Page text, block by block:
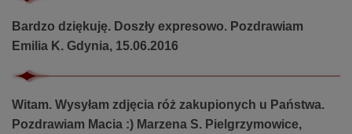
Bardzo dziękuję. Doszły expresowo. Pozdrawiam
Emilia K. Gdynia, 15.06.2016
Witam. Wysyłam zdjęcia róż zakupionych u Państwa.
Pozdrawiam Macia :) Marzena S. Pielgrzymowice,